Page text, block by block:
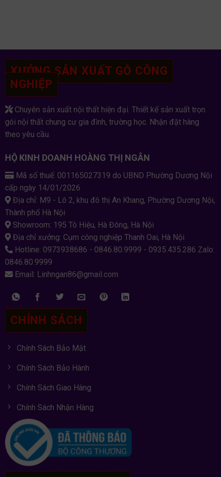
XƯỞNG SẢN XUẤT GỖ CÔNG
NGHIỆP
Chuyên sản xuất nội thất hiện đại. Thiết kế sản xuất trọn
gói nội thất chung cư gia đình, trường học. Nhận đặt hàng
theo yêu cầu.
HỘ KINH DOANH HOÀNG THỊ NGÂN
Mã số thuế: 001165027319 do UBND Phường Dương Nội
cấp ngày 14/01/2026
Địa chỉ: M9 - Lô 2, khu đô thị An Khang, Phường Dương Nội,
Thành phố Hà Nội
Showroom: 195 Tô Hiệu, Hà Đông, Hà Nội
Địa chỉ xưởng: Cụm công nghiệp Thanh Oai, Hà Nội
Hotline: 0973938686 - 0846.80.9999 - 0935.435.286 Zalo:
0846.80.9999
Email: Linhngan86@gmail.com
CHÍNH SÁCH
Chính Sách Bảo Mật
Chính Sách Bảo Hành
Chính Sách Giao Hàng
Chính Sách Nhận Hàng